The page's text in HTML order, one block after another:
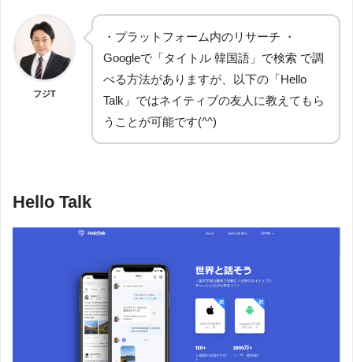
フジT
・プラットフォーム内のリサーチ ・
Googleで「タイトル 韓国語」で検索 で調
べる方法がありますが、以下の「Hello
Talk」ではネイティブの友人に教えてもら
うことが可能です(^^)
Hello Talk